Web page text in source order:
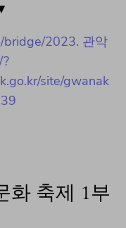
2023. 관악
site/gwanak
화 축제 1부